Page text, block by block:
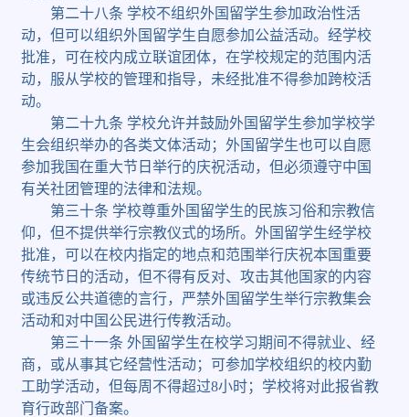
第二十八条 学校不组织外国留学生参加政治性活
动，但可以组织外国留学生自愿参加公益活动。经学校
批准，可在校内成立联谊团体，在学校规定的范围内活
动，服从学校的管理和指导，未经批准不得参加跨校活
动。
第二十九条 学校允许并鼓励外国留学生参加学校学
生会组织举办的各类文体活动；外国留学生也可以自愿
参加我国在重大节日举行的庆祝活动，但必须遵守中国
有关社团管理的法律和法规。
第三十条 学校尊重外国留学生的民族习俗和宗教信
仰，但不提供举行宗教仪式的场所。外国留学生经学校
批准，可以在校内指定的地点和范围举行庆祝本国重要
传统节日的活动，但不得有反对、攻击其他国家的内容
或违反公共道德的言行，严禁外国留学生举行宗教集会
活动和对中国公民进行传教活动。
第三十一条 外国留学生在校学习期间不得就业、经
商，或从事其它经营性活动；可参加学校组织的校内勤
工助学活动，但每周不得超过8小时；学校将对此报省教
育行政部门备案。